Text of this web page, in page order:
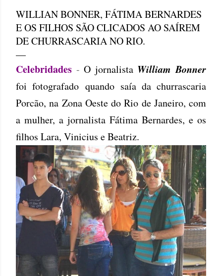
WILLIAN BONNER, FÁTIMA BERNARDES
E OS FILHOS SÃO CLICADOS AO SAÍREM
DE CHURRASCARIA NO RIO.
Celebridades - O jornalista William Bonner
foi fotografadoquando saía da churrascaria
Porcão, na Zona Oeste do Rio de Janeiro, com
a mulher, a jornalista Fátima Bernardes, e os
filhos Lara, Vinicius e Beatriz.